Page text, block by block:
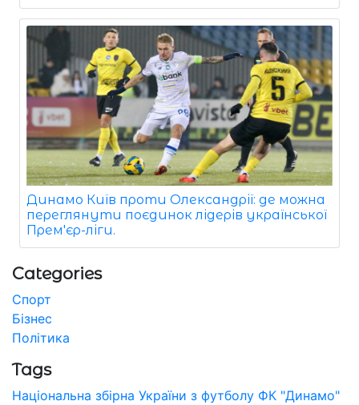
Динамо Київ проти Олександрії: де можна
переглянути поєдинок лідерів української
Прем'єр-ліги.
Categories
Спорт
Бізнес
Політика
Tags
Національна збірна України з футболу ФК "Динамо"